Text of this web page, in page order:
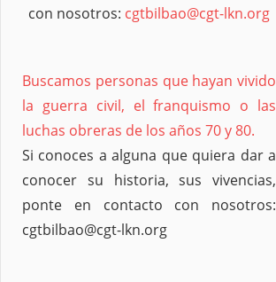
con nosotros: cgtbilbao@cgt-lkn.org
Buscamos personas que hayan vivido
la guerra civil, el franquismo o las
luchas obreras de los años 70 y 80.
Si conoces a alguna que quiera dar a
conocer su historia, sus vivencias,
ponte en contacto con nosotros:
cgtbilbao@cgt-lkn.org